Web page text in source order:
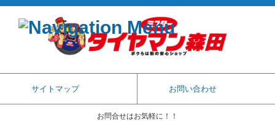
サイトマップ お問い合わせ
お問合せはお気軽に！！